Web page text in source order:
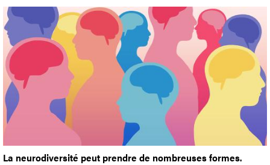
La neurodiversité peut prendre de nombreuses formes.